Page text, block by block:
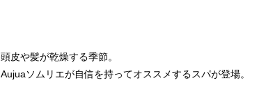
頭皮や髪が乾燥する季節。
Aujuaソムリエが自信を持ってオススメするスパが登場。